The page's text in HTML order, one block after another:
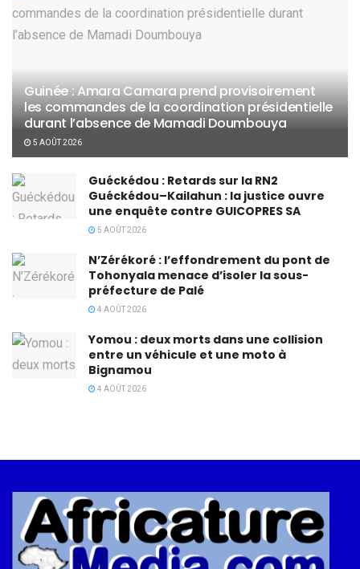
Guinée : Amara Camara prend provisoirement
les commandes de la coordination présidentielle
durant l’absence de Mamadi Doumbouya
5 AOÛT 2026
Guéckédou : Retards sur la RN2
Guéckédou–Kailahun : la justice ouvre
une enquête contre GUICOPRES SA
5 AOÛT 2026
N’Zérékoré : l’effondrement du pont de
Tohonyala menace d’isoler la sous-
préfecture de Palé
4 AOÛT 2026
Yomou : deux morts dans une collision
entre un véhicule et une moto à
Bignamou
4 AOÛT 2026